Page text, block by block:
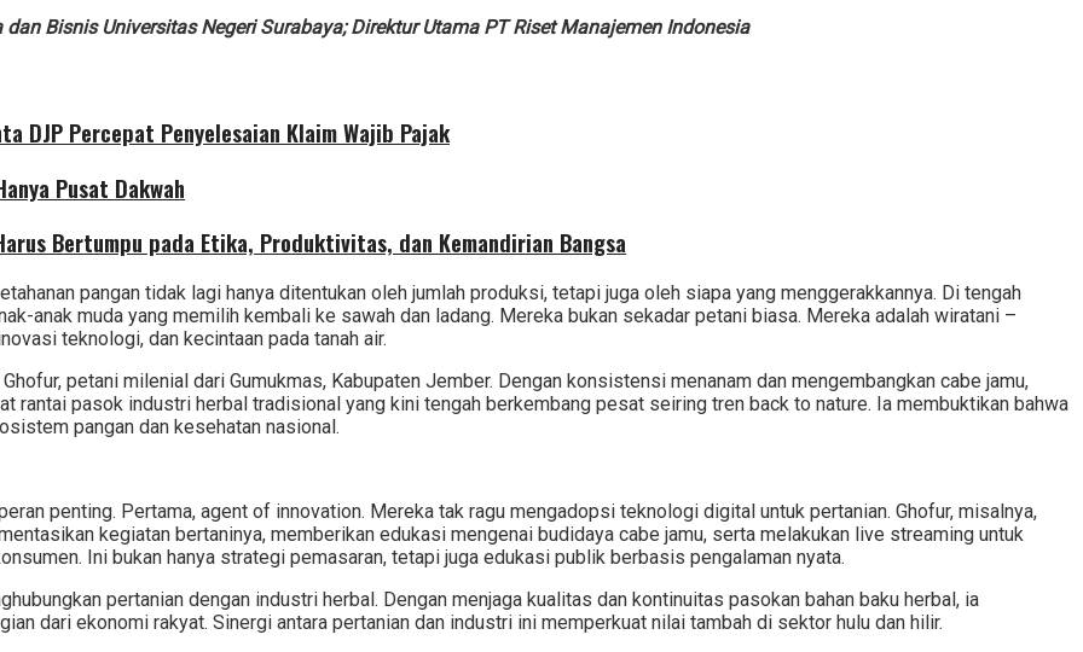
Bisnis Universitas Negeri Surabaya; Direktur Utama PT Riset Manajemen Indonesia
DJP Percepat Penyelesaian Klaim Wajib Pajak
Pusat Dakwah
Bertumpu pada Etika, Produktivitas, dan Kemandirian Bangsa
pangan tidak lagi hanya ditentukan oleh jumlah produksi, tetapi juga oleh siapa yang menggerakkannya. Di tengah
anak muda yang memilih kembali ke sawah dan ladang. Mereka bukan sekadar petani biasa. Mereka adalah wiratani –
teknologi, dan kecintaan pada tanah air.
petani milenial dari Gumukmas, Kabupaten Jember. Dengan konsistensi menanam dan mengembangkan cabe jamu,
rantai pasok industri herbal tradisional yang kini tengah berkembang pesat seiring tren back to nature. Ia membuktikan bahwa
pangan dan kesehatan nasional.
penting. Pertama, agent of innovation. Mereka tak ragu mengadopsi teknologi digital untuk pertanian. Ghofur, misalnya,
kegiatan bertaninya, memberikan edukasi mengenai budidaya cabe jamu, serta melakukan live streaming untuk
Ini bukan hanya strategi pemasaran, tetapi juga edukasi publik berbasis pengalaman nyata.
pertanian dengan industri herbal. Dengan menjaga kualitas dan kontinuitas pasokan bahan baku herbal, ia
dari ekonomi rakyat. Sinergi antara pertanian dan industri ini memperkuat nilai tambah di sektor hulu dan hilir.